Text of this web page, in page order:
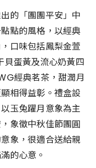
的「團團平安」中
點的風格，以經典
口味包括鳳梨金萱
貝蛋黃及流心奶黃四
經典茗茶，甜潤月
相得益彰。禮盒設
玉兔躍月意象為主
象徵中秋佳節團圓
象，很適合送給親
的心意。